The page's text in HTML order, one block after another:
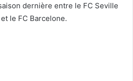
dernière entre le FC Seville
le FC Barcelone.